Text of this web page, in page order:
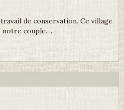
de conservation. Ce village
notre couple. ...